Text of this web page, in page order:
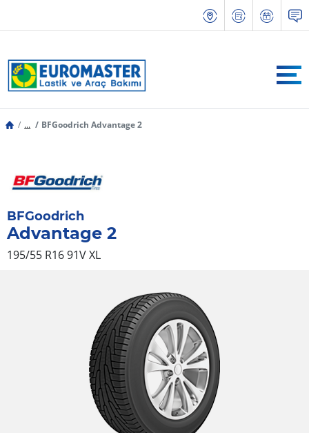
... BFGoodrich Advantage 2
BFGoodrich
Advantage 2
195/55 R16 91VXL